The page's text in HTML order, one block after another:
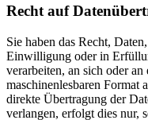
Recht auf
Sie haben das Recht,
Einwilligung oder in
verarbeiten, an sich oder
maschinenlesbaren Format
direkte Übertragung der
verlangen, erfolgt dies nur,